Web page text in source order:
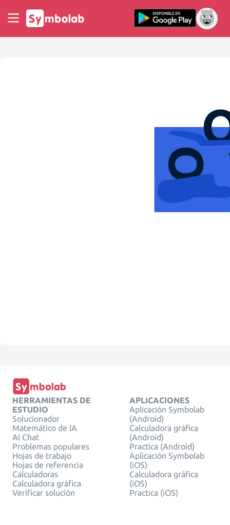
HERRAMIENTAS DE
ESTUDIO
Solucionador
Matemático de IA
AI Chat
Problemas populares
Hojas de trabajo
Hojas de referencia
Calculadoras
Calculadora gráfica
Verificar solución
APLICACIONES
Aplicación Symbolab
(Android)
Calculadora gráfica
(Android)
Practica (Android)
Aplicación Symbolab
(iOS)
Calculadora gráfica
(iOS)
Practica (iOS)